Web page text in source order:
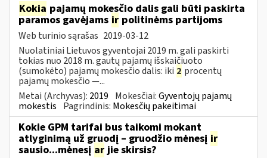
Kokia pajamų mokesčio dalis gali būti paskirta
paramos gavėjams ir politinėms partijoms
Web turinio sąrašas 2019-03-12
Nuolatiniai Lietuvos gyventojai 2019 m. gali paskirti
tokias nuo 2018 m. gautų pajamų išskaičiuoto
(sumokėto) pajamų mokesčio dalis: iki 2 procentų
pajamų mokesčio —...
Metai (Archyvas): 2019 Mokesčiai:Gyventojų pajamų
mokestis Pagrindinis: Mokesčių pakeitimai
Kokie GPM tarifai bus taikomi mokant
atlyginimą už gruodį – gruodžio mėnesį ir
sausio...mėnesį arjie skirsis?